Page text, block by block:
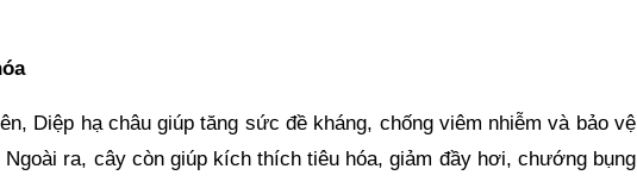
Diệp hạ châu giúp tăng sức đề kháng, chống viêm nhiễm và bảo vệ
ra, cây còn giúp kích thích tiêu hóa, giảm đầy hơi, chướng bụng